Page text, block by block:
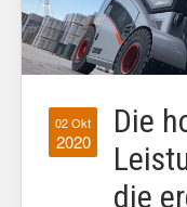
02 Okt
2020
Die
die